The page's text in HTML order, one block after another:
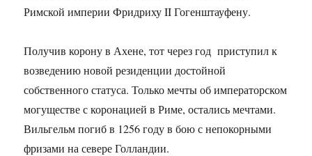
Римской империи Фридриху II Гогенштауфену.
Получив корону в Ахене, тот через год приступил к
возведению новой резиденции достойной
собственного статуса. Только мечты об императорском
могуществе с коронацией в Риме, остались мечтами.
Вильгельм погиб в 1256 году в бою с непокорными
фризами на севере Голландии.